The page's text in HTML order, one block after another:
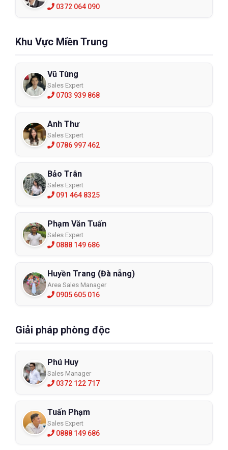
0372 064 090
Khu Vực Miền Trung
Vũ Tùng
Sales Expert
0703 939 868
Anh Thư
Sales Expert
0786 997 462
Bảo Trân
Sales Expert
091 464 8325
Phạm Văn Tuấn
Sales Expert
0888 149 686
Huyền Trang (Đà nẵng)
Area Sales Manager
0905 605 016
Giải pháp phòng độc
Phú Huy
Sales Manager
0372 122 717
Tuấn Phạm
Sales Expert
0888 149 686